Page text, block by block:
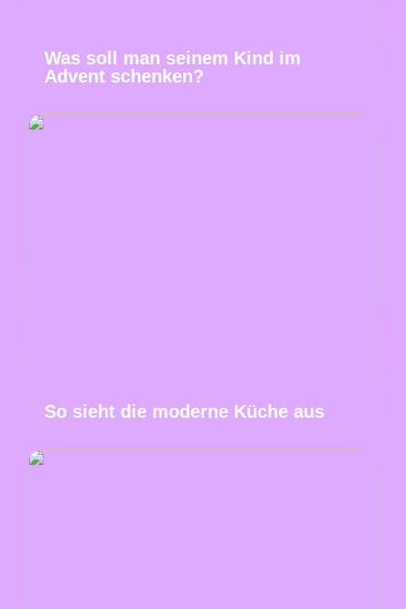
Was soll man seinem Kind im
Advent schenken?
So sieht die moderne Küche aus